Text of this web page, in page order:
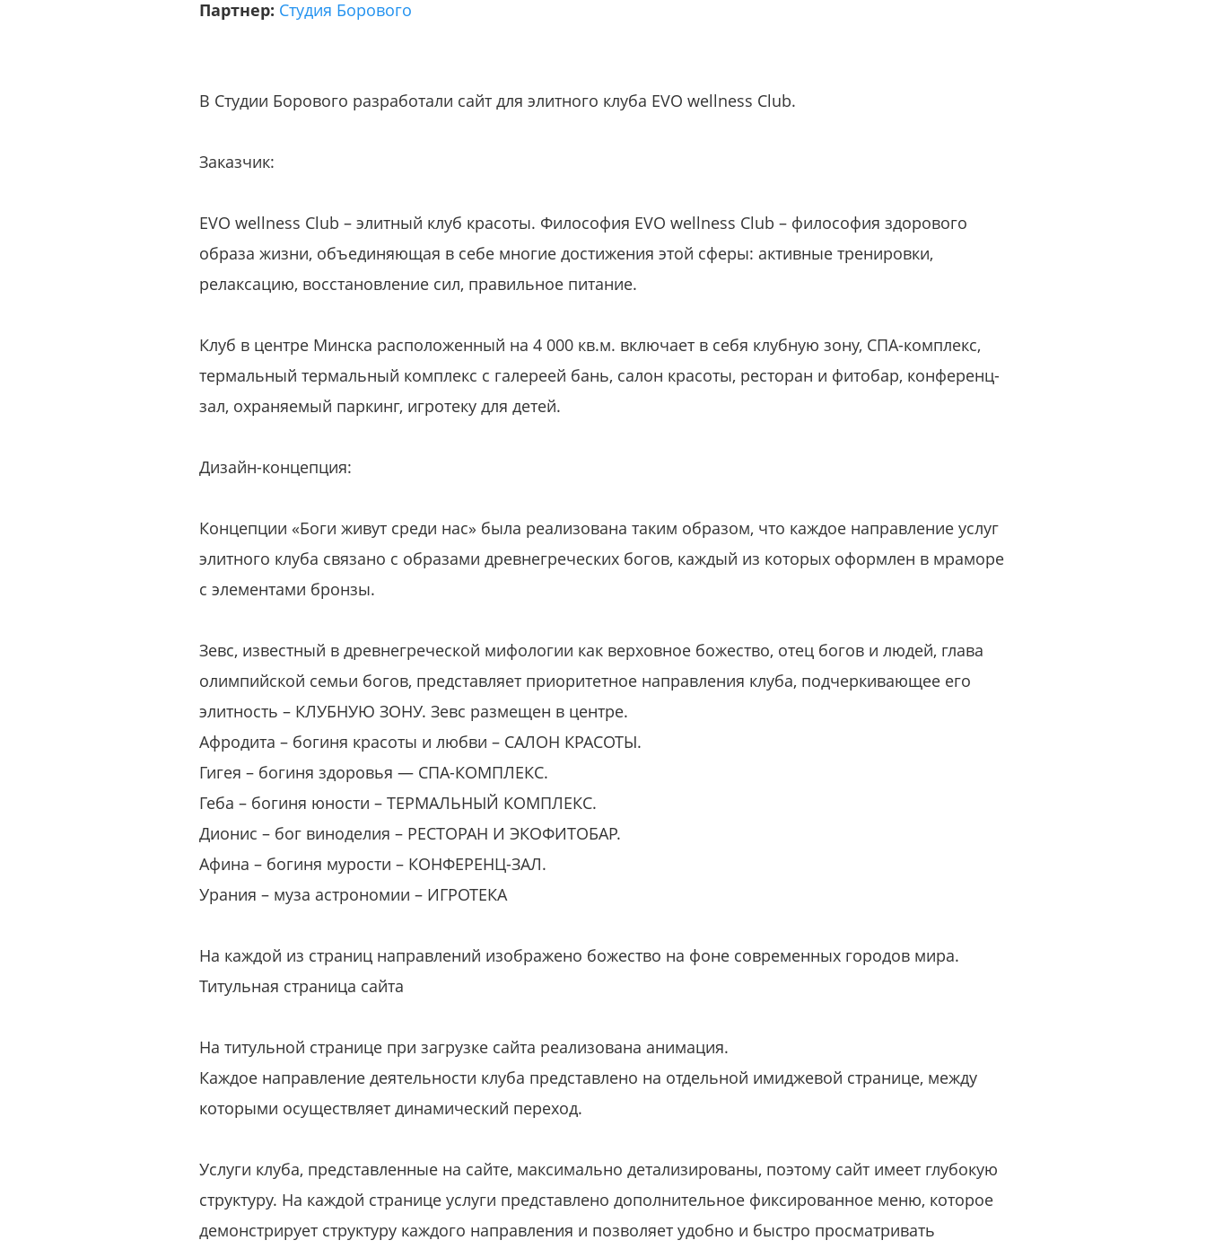
Партнер: Студия Борового
В Студии Борового разработали сайт для элитного клуба EVO wellness Club.
Заказчик:
EVO wellness Club – элитный клуб красоты. Философия EVO wellness Club – философия здорового
образа жизни, объединяющая в себе многие достижения этой сферы: активные тренировки,
релаксацию, восстановление сил, правильное питание.
Клуб в центре Минска расположенный на 4 000 кв.м. включает в себя клубную зону, СПА-комплекс,
термальный термальный комплекс с галереей бань, салон красоты, ресторан и фитобар, конференц-
зал, охраняемый паркинг, игротеку для детей.
Дизайн-концепция:
Концепции «Боги живут среди нас» была реализована таким образом, что каждое направление услуг
элитного клуба связано с образами древнегреческих богов, каждый из которых оформлен в мраморе
с элементами бронзы.
Зевс, известный в древнегреческой мифологии как верховное божество, отец богов и людей, глава
олимпийской семьи богов, представляет приоритетное направления клуба, подчеркивающее его
элитность – КЛУБНУЮ ЗОНУ. Зевс размещен в центре.
Афродита – богиня красоты и любви – САЛОН КРАСОТЫ.
Гигея – богиня здоровья — СПА-КОМПЛЕКС.
Геба – богиня юности – ТЕРМАЛЬНЫЙ КОМПЛЕКС.
Дионис – бог виноделия – РЕСТОРАН И ЭКОФИТОБАР.
Афина – богиня мурости – КОНФЕРЕНЦ-ЗАЛ.
Урания – муза астрономии – ИГРОТЕКА
На каждой из страниц направлений изображено божество на фоне современных городов мира.
Титульная страница сайта
На титульной странице при загрузке сайта реализована анимация.
Каждое направление деятельности клуба представлено на отдельной имиджевой странице, между
которыми осуществляет динамический переход.
Услуги клуба, представленные на сайте, максимально детализированы, поэтому сайт имеет глубокую
структуру. На каждой странице услуги представлено дополнительное фиксированное меню, которое
демонстрирует структуру каждого направления и позволяет удобно и быстро просматривать